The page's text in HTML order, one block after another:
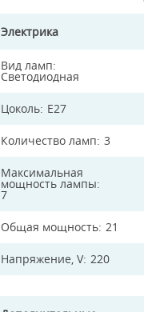
Электрика
Вид ламп
Светодиодная
Цоколь E27
Количество ламп 3
Максимальная
мощность лампы
7
Общая мощность 21
Напряжение, V 220